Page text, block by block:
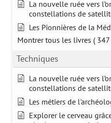
La nouvelle ruée vers
constellations de
Les Pionnières de la
Montrer tous les livres ( 347
Techniques
La nouvelle ruée vers
constellations de
Les métiers de
Explorer le cerveau